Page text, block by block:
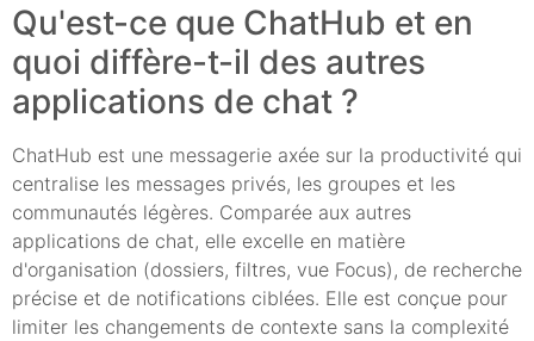
Qu'est-ce que ChatHub et en
quoi diffère-t-il des autres
applications de chat ?
ChatHub est une messagerie axée sur la productivité qui
centralise les messages privés, les groupes et les
communautés légères. Comparée aux autres
applications de chat, elle excelle en matière
d'organisation (dossiers, filtres, vue Focus), de recherche
précise et de notifications ciblées. Elle est conçue pour
limiter les changements de contexte sans la complexité